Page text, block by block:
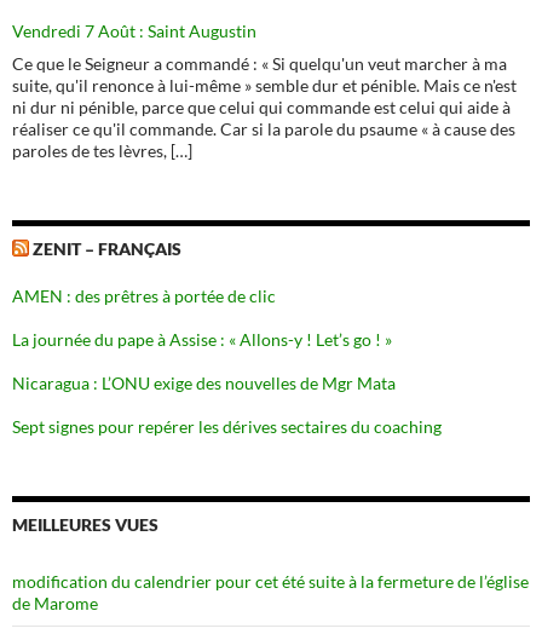
Vendredi 7 Août : Saint Augustin
Ce que le Seigneur a commandé : « Si quelqu'un veut marcher à ma
suite, qu'il renonce à lui-même » semble dur et pénible. Mais ce n'est
ni dur ni pénible, parce que celui qui commande est celui qui aide à
réaliser ce qu'il commande. Car si la parole du psaume « à cause des
paroles de tes lèvres, […]
ZENIT – FRANÇAIS
AMEN : des prêtres à portée de clic
La journée du pape à Assise : « Allons-y ! Let’s go ! »
Nicaragua : L’ONU exige des nouvelles de Mgr Mata
Sept signes pour repérer les dérives sectaires du coaching
MEILLEURES VUES
modification du calendrier pour cet été suite à la fermeture de l’église
de Marome